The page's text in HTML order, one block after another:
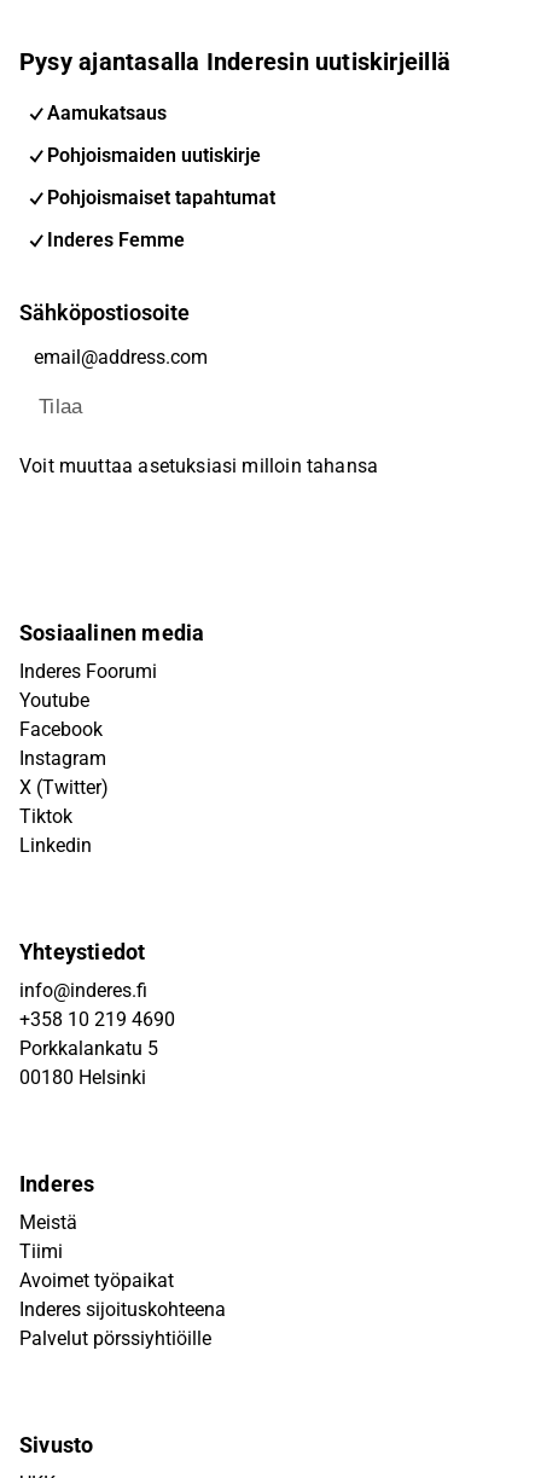
Pysy ajantasalla Inderesin uutiskirjeillä
Aamukatsaus
Pohjoismaiden uutiskirje
Pohjoismaiset tapahtumat
Inderes Femme
Sähköpostiosoite
Tilaa
Voit muuttaa asetuksiasi milloin tahansa
Sosiaalinen media
Inderes Foorumi
Youtube
Facebook
Instagram
X (Twitter)
Tiktok
Linkedin
Yhteystiedot
info@inderes.fi
+358 10 219 4690
Porkkalankatu 5
00180 Helsinki
Inderes
Meistä
Tiimi
Avoimet työpaikat
Inderes sijoituskohteena
Palvelut pörssiyhtiöille
Sivusto